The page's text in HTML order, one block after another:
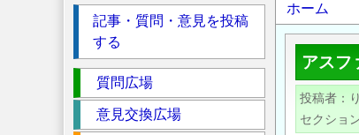
パ
ン
く
ず
ホーム
アスフ
投稿者
セクショ
記事・質問・意見を投稿
する
ク
シ
質問広場
意見交換広場